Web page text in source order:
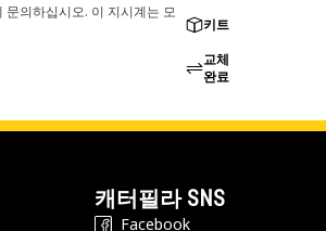
의하십시오. 이 지시계는 모
키트
교체
완료
캐터필라 SNS
Facebook